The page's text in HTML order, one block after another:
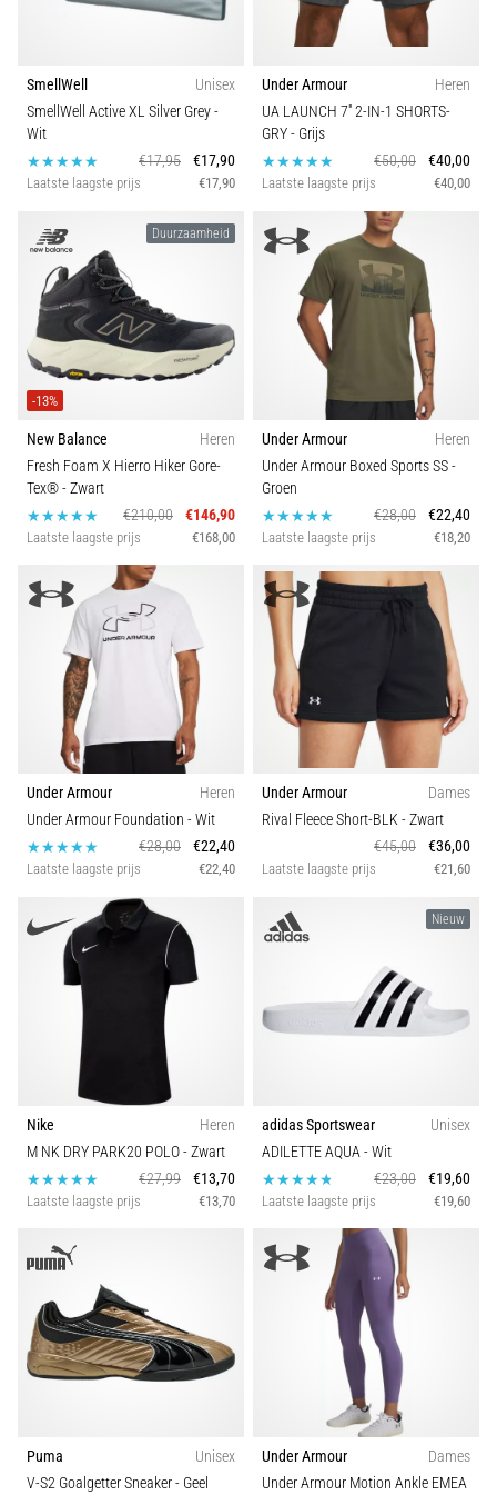
SmellWell
Unisex
SmellWell Active XL Silver Grey-
Wit
€17,95
€17,90
Laatste laagste prijs €17,90
Under Armour
Heren
UA LAUNCH 7'' 2-IN-1 SHORTS-
GRY- Grijs
€50,00
€40,00
Laatste laagste prijs €40,00
Duurzaamheid
-13%
New Balance
Heren
Fresh Foam X Hierro Hiker Gore-
Tex®- Zwart
€210,00
€146,90
Laatste laagste prijs €168,00
Under Armour
Heren
Under Armour Boxed Sports SS-
Groen
€28,00
€22,40
Laatste laagste prijs €18,20
Under Armour
Heren
Under Armour Foundation - Wit
€28,00
€22,40
Laatste laagste prijs €22,40
Under Armour
Dames
Rival Fleece Short-BLK- Zwart
€45,00
€36,00
Laatste laagste prijs €21,60
Nike
Heren
M NK DRY PARK20 POLO- Zwart
€27,99
€13,70
Laatste laagste prijs €13,70
Nieuw
adidas Sportswear
Unisex
ADILETTE AQUA- Wit
€23,00
€19,60
Laatste laagste prijs €19,60
Puma
Unisex
V-S2 Goalgetter Sneaker- Geel
Under Armour
Dames
Under Armour Motion Ankle EMEA